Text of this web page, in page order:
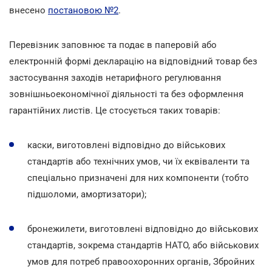
внесено постановою №2.
Перевізник заповнює та подає в паперовій або
електронній формі декларацію на відповідний товар без
застосування заходів нетарифного регулювання
зовнішньоекономічної діяльності та без оформлення
гарантійних листів. Це стосується таких товарів:
каски, виготовлені відповідно до військових
стандартів або технічних умов, чи їх еквіваленти та
спеціально призначені для них компоненти (тобто
підшоломи, амортизатори);
бронежилети, виготовлені відповідно до військових
стандартів, зокрема стандартів НАТО, або військових
умов для потреб правоохоронних органів, Збройних